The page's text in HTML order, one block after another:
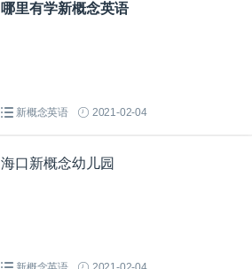
哪里有学新概念英语
新概念英语 2021-02-04
海口新概念幼儿园